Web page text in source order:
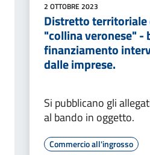
2 OTTOBRE 2023
Distretto territoriale
"collina veronese" -
finanziamento
dalle imprese.
Si pubblicano gli
al bando in oggetto.
Commercio all'ingrosso